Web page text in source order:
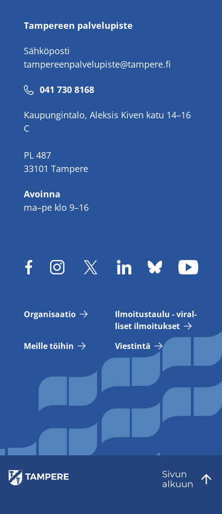
Tampereen palvelupiste
Sähköposti
tampereenpalvelupiste@tampere.fi
Puhelinnumero
041 730 8168
Kaupungintalo, Aleksis Kiven katu 14–16
C
PL 487
33101 Tampere
Avoinna
ma–pe klo 9–16
Or­ga­ni­saa­tio
Il­moi­tus­tau­lu - vi­ral­
li­set il­moi­tuk­set
Meil­le töi­hin
Vies­tin­tä
Sivun
al­kuun